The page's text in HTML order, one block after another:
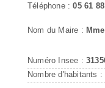
Téléphone :05 61
Nom du Maire :
Numéro Insee :
Nombre d'habitants :